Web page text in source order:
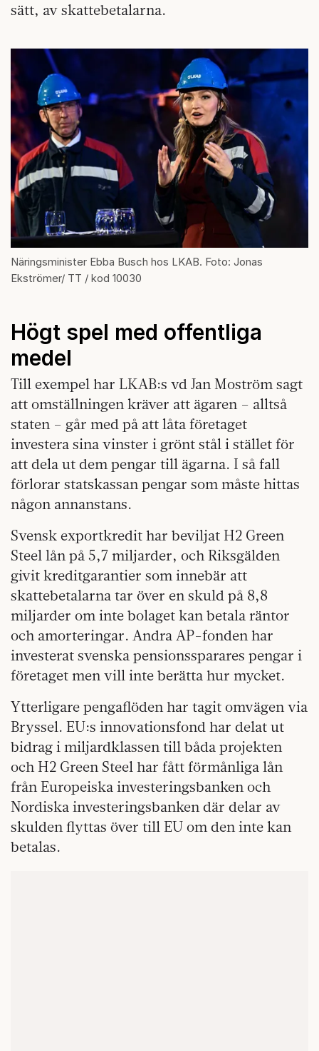
sätt, av skattebetalarna.
Näringsminister Ebba Busch hos LKAB. Foto: Jonas
Ekströmer/ TT / kod 10030
Högt spel med offentliga
medel
Till exempel har LKAB:s vd Jan Moström sagt
att omställningen kräver att ägaren – alltså
staten – går med på att låta företaget
investera sina vinster i grönt stål i stället för
att dela ut dem pengar till ägarna. I så fall
förlorar statskassan pengar som måste hittas
någon annanstans.
Svensk exportkredit har beviljat H2 Green
Steel lån på 5,7 miljarder, och Riksgälden
givit kreditgarantier som innebär att
skattebetalarna tar över en skuld på 8,8
miljarder om inte bolaget kan betala räntor
och amorteringar. Andra AP-fonden har
investerat svenska pensionssparares pengar i
företaget men vill inte berätta hur mycket.
Ytterligare pengaflöden har tagit omvägen via
Bryssel. EU:s innovationsfond har delat ut
bidrag i miljardklassen till båda projekten
och H2 Green Steel har fått förmånliga lån
från Europeiska investeringsbanken och
Nordiska investeringsbanken där delar av
skulden flyttas över till EU om den inte kan
betalas.